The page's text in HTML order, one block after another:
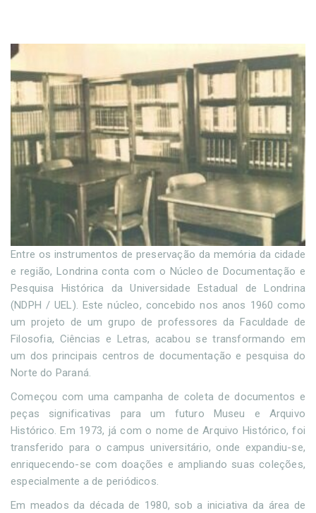
Entre os instrumentos de preservação da memória da cidade
e região, Londrina conta com o Núcleo de Documentação e
Pesquisa Histórica da Universidade Estadual de Londrina
(NDPH / UEL). Este núcleo, concebido nos anos 1960 como
um projeto de um grupo de professores da Faculdade de
Filosofia, Ciências e Letras, acabou se transformando em
um dos principais centros de documentação e pesquisa do
Norte do Paraná.
Começou com uma campanha de coleta de documentos e
peças significativas para um futuro Museu e Arquivo
Histórico. Em 1973, já com o nome de Arquivo Histórico, foi
transferido para o campus universitário, onde expandiu-se,
enriquecendo-se com doações e ampliando suas coleções,
especialmente a de periódicos.
Em meados da década de 1980, sob a iniciativa da área de